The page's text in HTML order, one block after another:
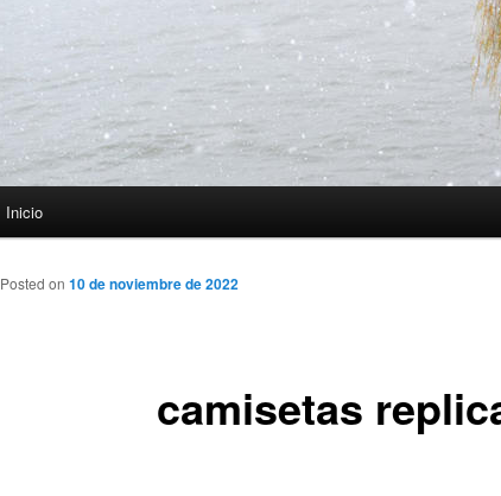
Inicio
camisetas
Posted on 10 de noviembre de 2022